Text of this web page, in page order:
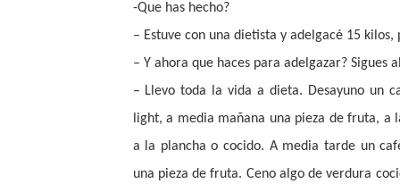
-Que has hecho?
– Estuve con una dietista y adelgacé 15
– Y ahora que haces para adelgazar? Sigues
– Llevo toda la vida a dieta. Desayuno un
light, a media mañana una pieza de fruta, a
a la plancha o cocido. A media tarde un
una pieza de fruta. Ceno algo de verdura